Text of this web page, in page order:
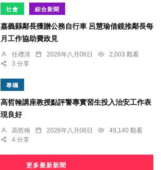
社會 綜合新聞
嘉義縣鄰長獲贈公務自行車 呂慧瑜借鏡推鄰長每
月工作協助費政見
任禮清 2026年八月06日
2,003 觀看
3 分享
專欄
高哲翰講座教授點評警專實習生投入治安工作表
現良好
高哲翰 2026年八月06日
49,140 觀看
4 分享
更多最新新聞